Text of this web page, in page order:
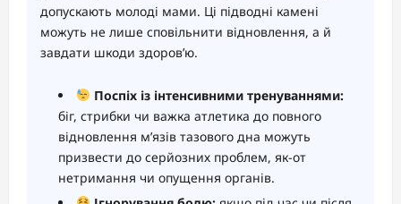
допускають молоді мами. Ці підводні камені
можуть не лише сповільнити відновлення, а й
завдати шкоди здоров’ю.
Поспіх із інтенсивними тренуваннями:
біг, стрибки чи важка атлетика до повного
відновлення м’язів тазового дна можуть
призвести до серйозних проблем, як-от
нетримання чи опущення органів.